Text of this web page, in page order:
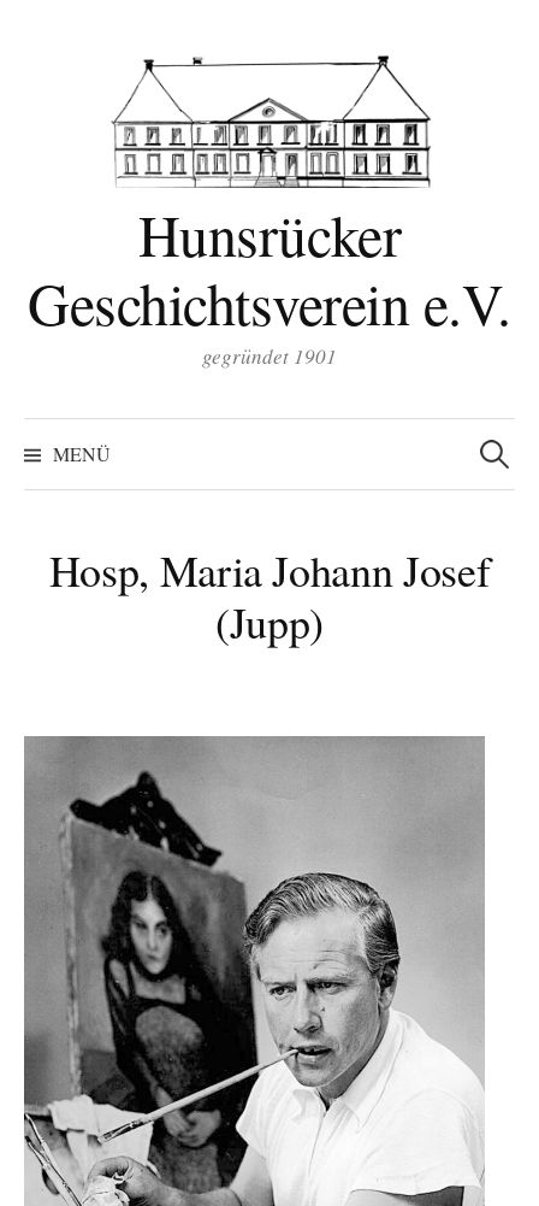
Hunsrücker
Geschichtsverein e.V.
gegründet 1901
MENÜ
Suchen
nach:
Hosp, Maria Johann Josef
(Jupp)